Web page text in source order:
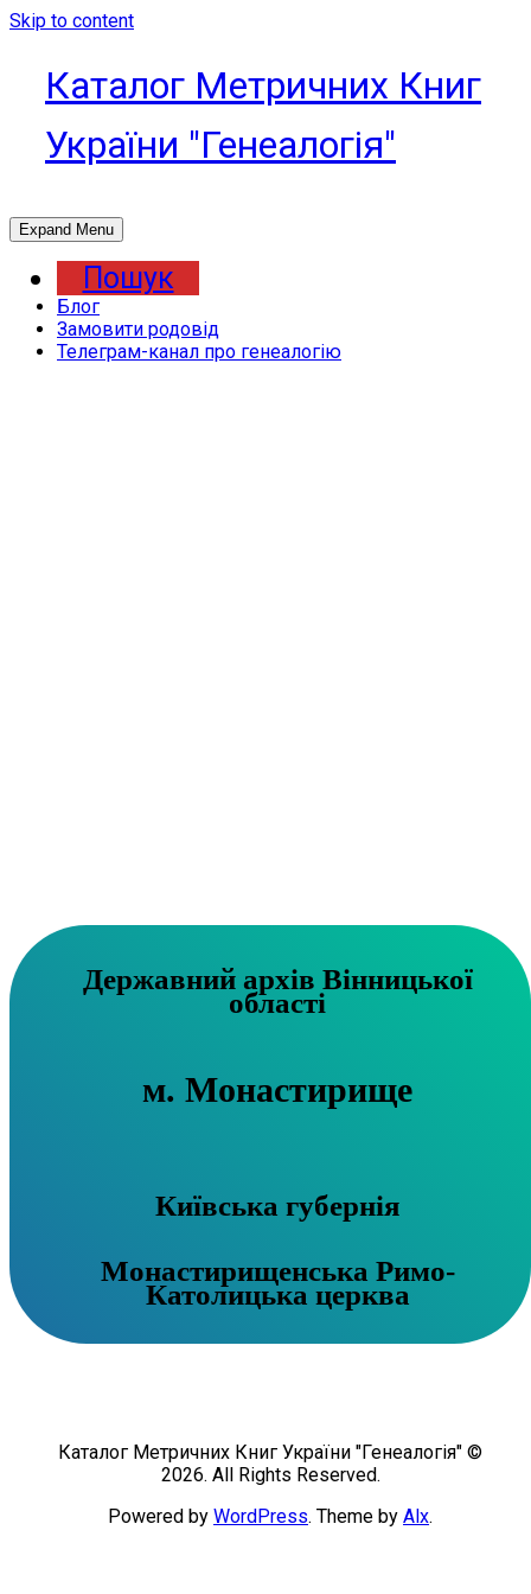
Skip to content
Каталог Метричних Книг
України "Генеалогія"
Expand Menu
Пошук
Блог
Замовити родовід
Телеграм-канал про генеалогію
Державний архів Вінницької
області
м. Монастирище
Київська губернія
Монастирищенська Римо-
Католицька церква
Каталог Метричних Книг України "Генеалогія" ©
2026. All Rights Reserved.
Powered by WordPress. Theme by Alx.